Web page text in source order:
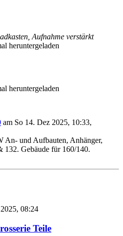
Aufnahme verstärkt
heruntergeladen
heruntergeladen
am So 14. Dez 2025, 10:33,
An- und Aufbauten, Anhänger,
Gebäude für 160/140.
08:24
Teile